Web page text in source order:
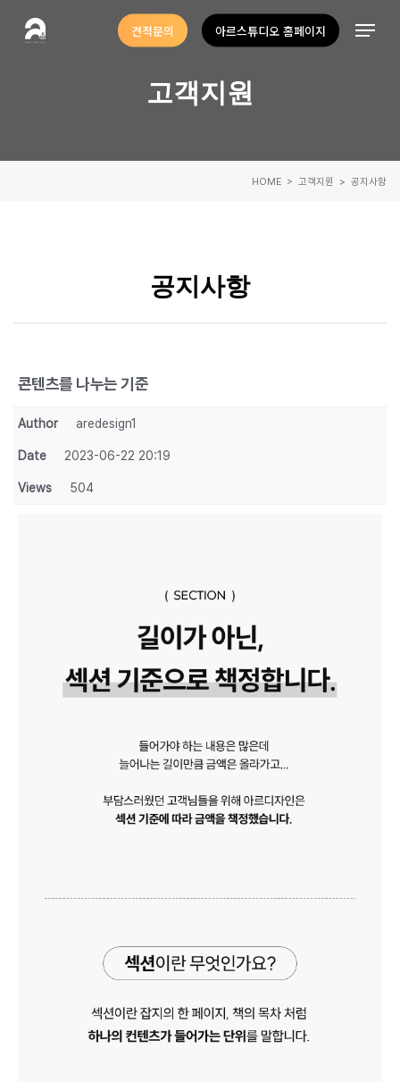
견적문의 아르스튜디오 홈페이지
Menu
고객지원
HOME > 고객지원 > 공지사항
공지사항
콘텐츠를 나누는 기준
Author aredesign1
Date 2023-06-22 20:19
Views 504